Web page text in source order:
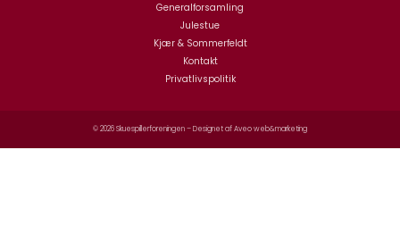
Generalforsamling
Julestue
Kjær & Sommerfeldt
Kontakt
Privatlivspolitik
© 2026 Skuespillerforeningen – Designet afAveo web&marketing